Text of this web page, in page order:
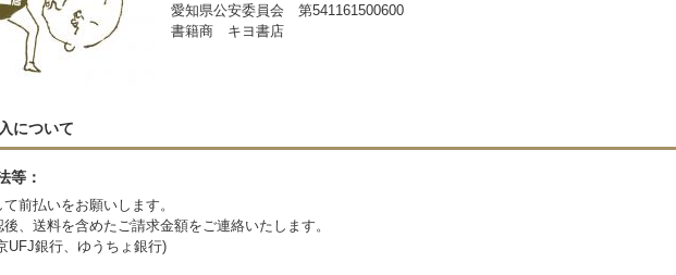
愛知県公安委員会 第541161500600
書籍商 キヨ書店
について
等：
て前払いをお願いします。
、送料を含めたご請求金額をご連絡いたします。
UFJ銀行、ゆうちょ銀行)